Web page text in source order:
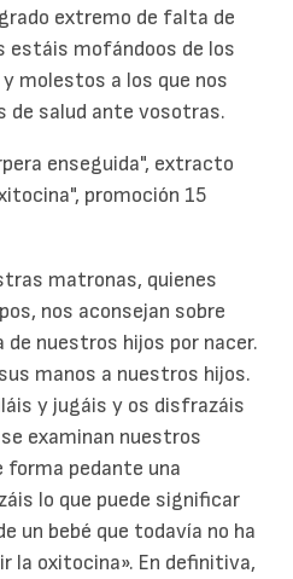
extremo de falta de
estáis mofándoos de los
molestos a los que nos
de salud ante vosotras.
enseguida", extracto
promoción 15
matronas, quienes
nos aconsejan sobre
nuestros hijos por nacer.
manos a nuestros hijos.
y jugáis y os disfrazáis
examinan nuestros
forma pedante una
lo que puede significar
un bebé que todavía no ha
la oxitocina». En definitiva,